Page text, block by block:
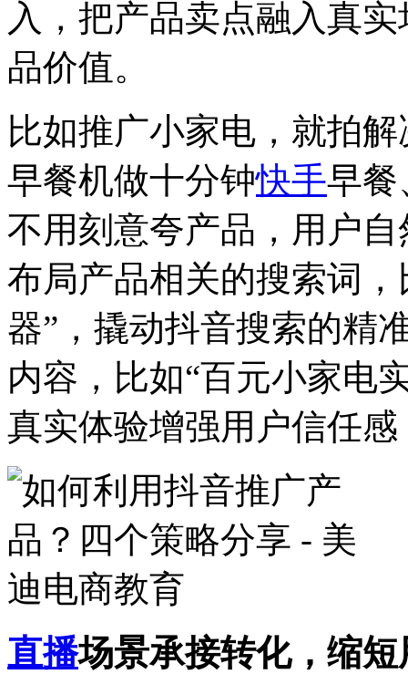
入，把产品卖点融入真
品价值。
比如推广小家电，就拍
早餐机做十分钟快手早餐
不用刻意夸产品，用户
布局产品相关的搜索词
器”，撬动抖音搜索的精
内容，比如“百元小家电
真实体验增强用户信任
直播场景承接转化，缩